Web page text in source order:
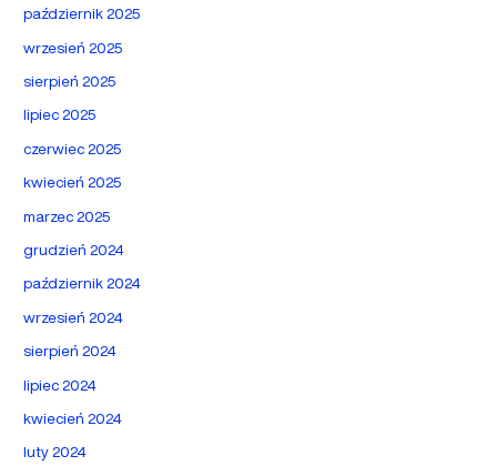
październik 2025
wrzesień 2025
sierpień 2025
lipiec 2025
czerwiec 2025
kwiecień 2025
marzec 2025
grudzień 2024
październik 2024
wrzesień 2024
sierpień 2024
lipiec 2024
kwiecień 2024
luty 2024